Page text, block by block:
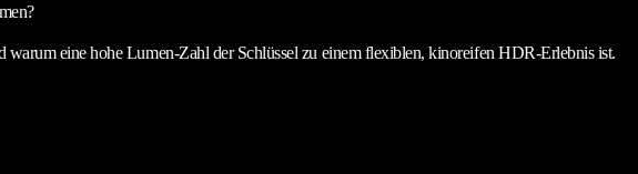
eine hohe Lumen-Zahl der Schlüssel zu einem flexiblen, kinoreifen HDR-Erlebnis ist.